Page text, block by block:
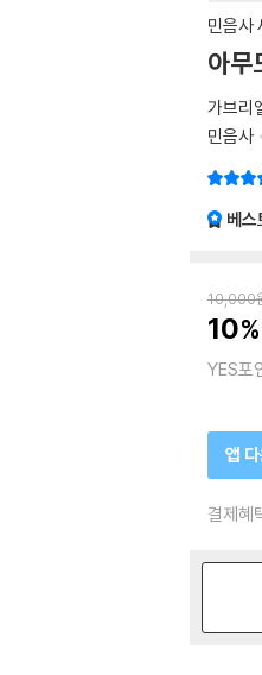
민음사
아무
가브리
민음사
베스
10,000
10
YES포
앱
결제혜